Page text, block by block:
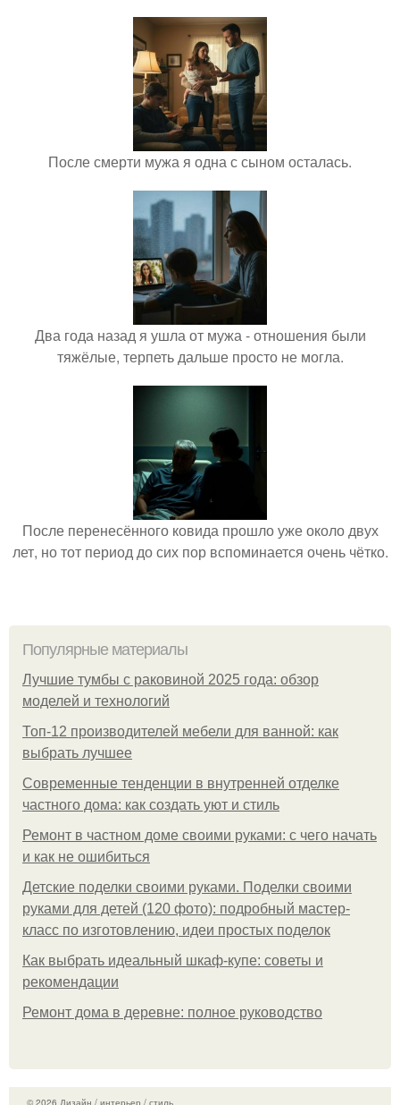
После смерти мужа я одна с сыном осталась.
Два года назад я ушла от мужа - отношения были
тяжёлые, терпеть дальше просто не могла.
После перенесённого ковида прошло уже около двух
лет, но тот период до сих пор вспоминается очень чётко.
Популярные материалы
Лучшие тумбы с раковиной 2025 года: обзор
моделей и технологий
Топ-12 производителей мебели для ванной: как
выбрать лучшее
Современные тенденции в внутренней отделке
частного дома: как создать уют и стиль
Ремонт в частном доме своими руками: с чего начать
и как не ошибиться
Детские поделки своими руками. Поделки своими
руками для детей (120 фото): подробный мастер-
класс по изготовлению, идеи простых поделок
Как выбрать идеальный шкаф-купе: советы и
рекомендации
Ремонт дома в деревне: полное руководство